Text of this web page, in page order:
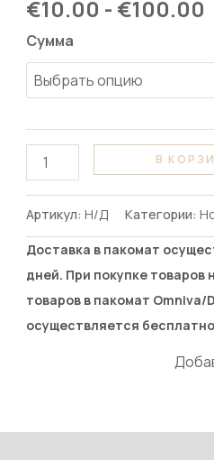
€10.00 - €100.00
Сумма
karte
В
Артикул:Н/Д Категории:
Доставка в пакомат
дней. При покупке товаров
товаров в пакомат Omniva/
осуществляется